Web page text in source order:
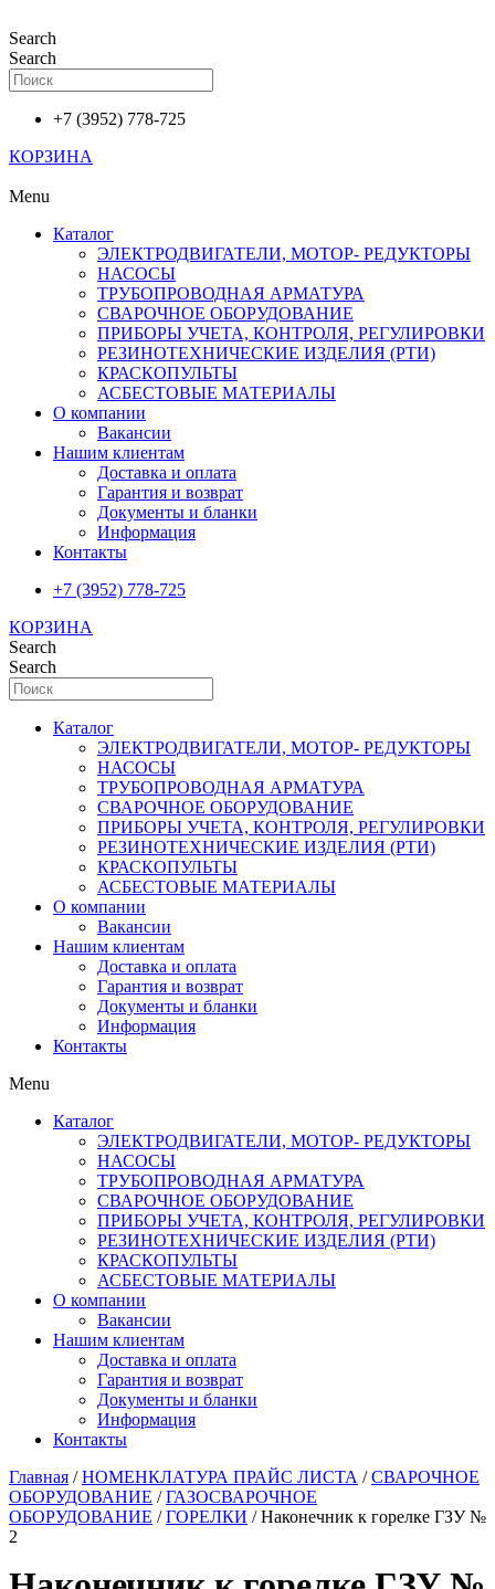
к
содержимому
Search
Search
+7 (3952) 778-725
КОРЗИНА
Menu
Каталог
ЭЛЕКТРОДВИГАТЕЛИ, МОТОР- РЕДУКТОРЫ
НАСОСЫ
ТРУБОПРОВОДНАЯ АРМАТУРА
СВАРОЧНОЕ ОБОРУДОВАНИЕ
ПРИБОРЫ УЧЕТА, КОНТРОЛЯ, РЕГУЛИРОВКИ
РЕЗИНОТЕХНИЧЕСКИЕ ИЗДЕЛИЯ (РТИ)
КРАСКОПУЛЬТЫ
АСБЕСТОВЫЕ МАТЕРИАЛЫ
О компании
Вакансии
Нашим клиентам
Доставка и оплата
Гарантия и возврат
Документы и бланки
Информация
Контакты
+7 (3952) 778-725
КОРЗИНА
Search
Search
Каталог
ЭЛЕКТРОДВИГАТЕЛИ, МОТОР- РЕДУКТОРЫ
НАСОСЫ
ТРУБОПРОВОДНАЯ АРМАТУРА
СВАРОЧНОЕ ОБОРУДОВАНИЕ
ПРИБОРЫ УЧЕТА, КОНТРОЛЯ, РЕГУЛИРОВКИ
РЕЗИНОТЕХНИЧЕСКИЕ ИЗДЕЛИЯ (РТИ)
КРАСКОПУЛЬТЫ
АСБЕСТОВЫЕ МАТЕРИАЛЫ
О компании
Вакансии
Нашим клиентам
Доставка и оплата
Гарантия и возврат
Документы и бланки
Информация
Контакты
Menu
Каталог
ЭЛЕКТРОДВИГАТЕЛИ, МОТОР- РЕДУКТОРЫ
НАСОСЫ
ТРУБОПРОВОДНАЯ АРМАТУРА
СВАРОЧНОЕ ОБОРУДОВАНИЕ
ПРИБОРЫ УЧЕТА, КОНТРОЛЯ, РЕГУЛИРОВКИ
РЕЗИНОТЕХНИЧЕСКИЕ ИЗДЕЛИЯ (РТИ)
КРАСКОПУЛЬТЫ
АСБЕСТОВЫЕ МАТЕРИАЛЫ
О компании
Вакансии
Нашим клиентам
Доставка и оплата
Гарантия и возврат
Документы и бланки
Информация
Контакты
Главная /НОМЕНКЛАТУРА ПРАЙС ЛИСТА /СВАРОЧНОЕ
ОБОРУДОВАНИЕ /ГАЗОСВАРОЧНОЕ
ОБОРУДОВАНИЕ /ГОРЕЛКИ / Наконечник к горелке ГЗУ №
2